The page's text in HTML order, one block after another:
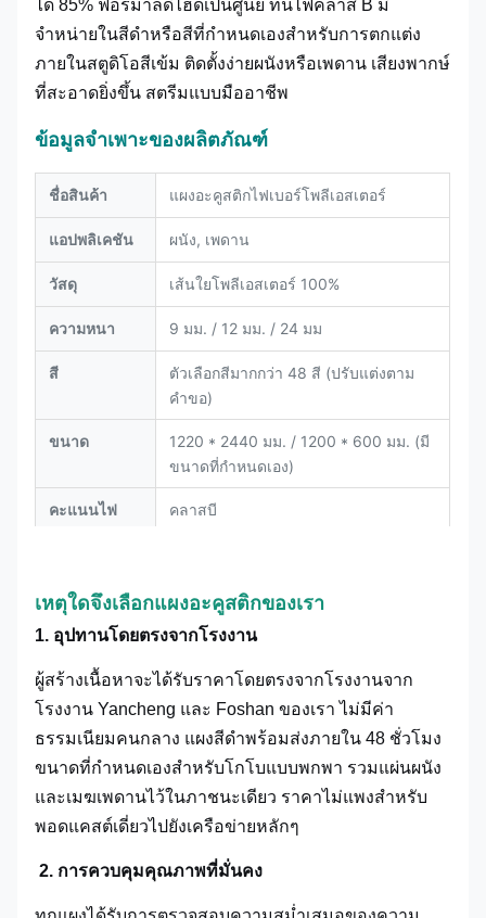
ได้ 85% ฟอร์มาลดีไฮด์เป็นศูนย์ ทนไฟคลาส B มี
จำหน่ายในสีดำหรือสีที่กำหนดเองสำหรับการตกแต่ง
ภายในสตูดิโอสีเข้ม ติดตั้งง่ายผนังหรือเพดาน เสียงพากษ์
ที่สะอาดยิ่งขึ้น สตรีมแบบมืออาชีพ
ข้อมูลจำเพาะของผลิตภัณฑ์
ชื่อสินค้า แผงอะคูสติกไฟเบอร์โพลีเอสเตอร์
แอปพลิเคชัน ผนัง, เพดาน
วัสดุ เส้นใยโพลีเอสเตอร์ 100%
ความหนา 9 มม. / 12 มม. / 24 มม
สี
ตัวเลือกสีมากกว่า 48 สี (ปรับแต่งตาม
คำขอ)
ขนาด
1220 * 2440 มม. / 1200 * 600 มม. (มี
ขนาดที่กำหนดเอง)
คะแนนไฟ คลาสบี
เหตุใดจึงเลือกแผงอะคูสติกของเรา
1. อุปทานโดยตรงจากโรงงาน
ผู้สร้างเนื้อหาจะได้รับราคาโดยตรงจากโรงงานจาก
โรงงาน Yancheng และ Foshan ของเรา ไม่มีค่า
ธรรมเนียมคนกลาง แผงสีดำพร้อมส่งภายใน 48 ชั่วโมง
ขนาดที่กำหนดเองสำหรับโกโบแบบพกพา รวมแผ่นผนัง
และเมฆเพดานไว้ในภาชนะเดียว ราคาไม่แพงสำหรับ
พอดแคสต์เดี่ยวไปยังเครือข่ายหลักๆ
2. การควบคุมคุณภาพที่มั่นคง